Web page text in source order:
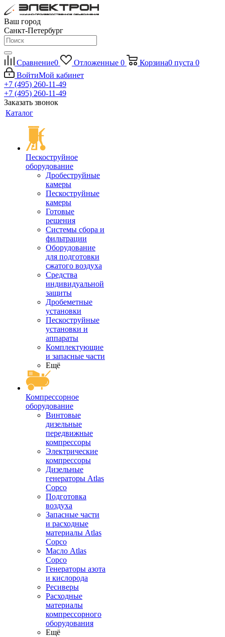
Ваш город
Санкт-Петербург
Сравнение0 Отложенные 0 Корзина0 пуста 0
ВойтиМой кабинет
+7 (495) 260-11-49
+7 (495) 260-11-49
Заказать звонок
Каталог
Пескоструйное
оборудование
Дробеструйные
камеры
Пескоструйные
камеры
Готовые
решения
Системы сбора и
фильтрации
Оборудование
для подготовки
сжатого воздуха
Средства
индивидуальной
защиты
Дробеметные
установки
Пескоструйные
установки и
аппараты
Комплектующие
и запасные части
Ещё
Компрессорное
оборудование
Винтовые
дизельные
передвижные
компрессоры
Электрические
компрессоры
Дизельные
генераторы Atlas
Copco
Подготовка
воздуха
Запасные части
и расходные
материалы Atlas
Copco
Масло Atlas
Copco
Генераторы азота
и кислорода
Ресиверы
Расходные
материалы
компрессорного
оборудования
Ещё